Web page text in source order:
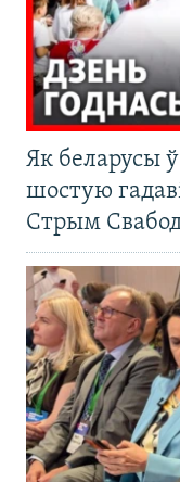
Як беларусы
шостую
Стрым